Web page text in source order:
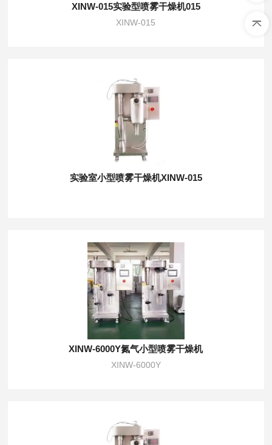
XINW-015实验型喷雾干燥机015
XINW-015
实验室小型喷雾干燥机XINW-015
XINW-6000Y氮气小型喷雾干燥机
XINW-6000Y